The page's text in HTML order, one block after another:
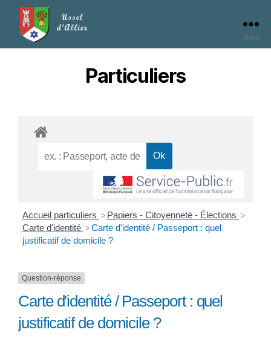
Menu
Particuliers
Accueil particuliers > Papiers - Citoyenneté - Élections >
Carte d'identité > Carte d'identité / Passeport : quel
justificatif de domicile ?
Question-réponse
Carte d'identité / Passeport : quel
justificatif de domicile ?